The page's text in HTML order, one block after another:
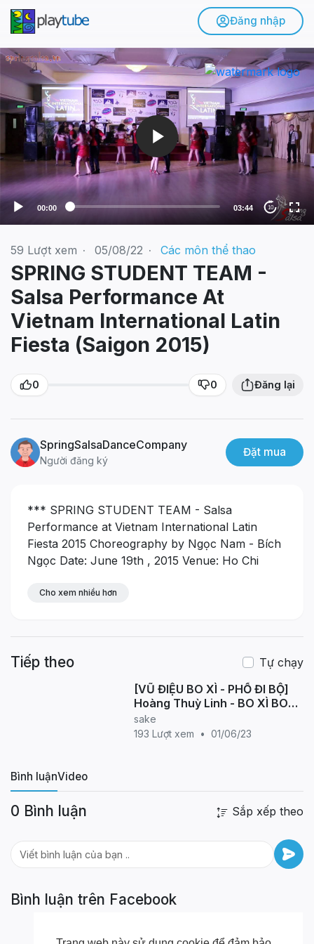
Đăng nhập
V
i
l
y
r
00:00 03:44 10
59 Lượt xem · 05/08/22 · Các môn thể thao
SPRING STUDENT TEAM -
Salsa Performance At
Vietnam International Latin
Fiesta (Saigon 2015)
0 0 Đăng lại
SpringSalsaDanceCompany
Người đăng ký
Đặt mua
*** SPRING STUDENT TEAM - Salsa
Performance at Vietnam International Latin
Fiesta 2015 Choreography by Ngọc Nam - Bích
Ngọc Date: June 19th , 2015 Venue: Ho Chi
STUDIO - 22 HO GIAM, HANOI :
ngocnamdoan@gmail.com
www.facebook.com/springsalsa
- Website :
Welcome every body to join
Let's Dance !!!
Cho xem nhiều hơn
Tiếp theo
Tự chạy
[VŨ ĐIỆU BO XÌ - PHỐ ĐI BỘ]
Hoàng Thuỳ Linh - BO XÌ BO
(PAUSE PAUSE) Dance By B-
Wild From Vietnam
sake
193 Lượt xem
• 01/06/23
Bình luậnVideo
0 Bình luận Sắp xếp theo
Bình luận trên Facebook